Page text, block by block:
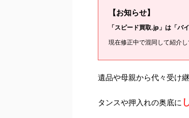
【お知らせ】
「スピード買取.jp」は「バ
現在修正中で混同して紹介
遺品や母親から代々受け
タンスや押入れの奥底に